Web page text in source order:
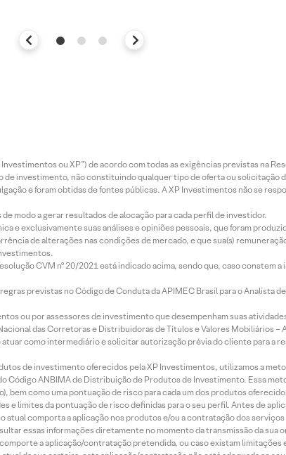
ou XP”) de acordo com todas as exigências previstas na
investimento, não constituindo qualquer tipo de oferta ou solicitação
e foram obtidas de fontes públicas. A XP Investimentos não se
modo a gerar resultados de alocação para cada perfil de investidor.
e exclusivamente suas análises e opiniões pessoais, que foram
de alterações nas condições de mercado, e que sua(s)
CVM nº 20/2021 está indicado acima, sendo que, caso constem a
previstas no Código de Conduta da APIMEC Brasil para o Analista
ou por assessores de investimento que desempenham suas
das Corretoras e Distribuidoras de Títulos e Valores Mobiliários –
como intermediário e solicitar autorização prévia do cliente para a
de investimento oferecidos pela XP Investimentos, utilizamos a
Código ANBIMA de Distribuição de Produtos de Investimento. Essa
bem como uma pontuação de risco para cada um dos produtos
e limites da pontuação de risco definidas para o seu perfil. Antes de
comporta a aplicação nos produtos e/ou a contratação dos
essas informações diretamente no momento da transmissão da sua
a aplicação/contratação pretendida, ou caso existam